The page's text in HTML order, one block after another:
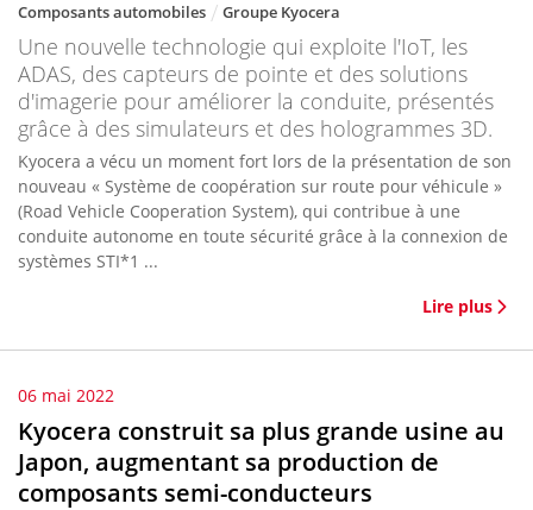
Composants automobiles Groupe Kyocera
Une nouvelle technologie qui exploite l'IoT, les
ADAS, des capteurs de pointe et des solutions
d'imagerie pour améliorer la conduite, présentés
grâce à des simulateurs et des hologrammes 3D.
Kyocera a vécu un moment fort lors de la présentation de son
nouveau « Système de coopération sur route pour véhicule »
(Road Vehicle Cooperation System), qui contribue à une
conduite autonome en toute sécurité grâce à la connexion de
systèmes STI*1 ...
Lire plus
06 mai 2022
Kyocera construit sa plus grande usine au
Japon, augmentant sa production de
composants semi-conducteurs